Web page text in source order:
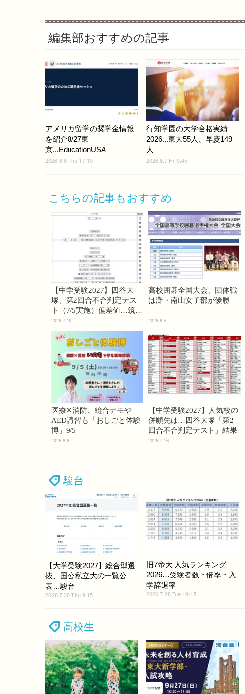
編集部おすすめの記事
アメリカ留学の奨学金情報
を紹介8/27東
京...EducationUSA
2026.8.6 Thu 17:15
行知学園の大学合格実績
2026...東大55人、早慶149
人
2026.8.7 Fri 0:45
こちらの記事もおすすめ
【中学受験2027】四谷大
塚、第2回合不合判定テス
ト（7/5実施）偏差値…筑駒
74・桜蔭70＜PR＞
2026.7.10
高校囲碁全国大会、団体戦
は灘・南山女子部が優勝
2026.8.5
医療✕消防、縫合デモや
AED講習も「おしごと体験
博」9/5
2026.8.6
【中学受験2027】人気校の
併願先は…四谷大塚「第2
回合不合判定テスト」結果
2026.7.16
駿台
【大学受験2027】総合型選
抜、国公私立大の一覧公
表…駿台
2026.7.30 Thu 9:15
旧7帝大 人気ランキング
2026…受験者数・倍率・入
学辞退率
2026.7.28 Tue 19:15
高校生